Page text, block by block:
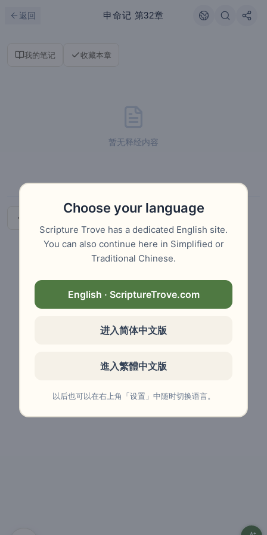
返回 申命记 第32章
我的笔记 收藏本章
暂无释经内容
Choose your language
Scripture Trove has a dedicated English site.
You can also continue here in Simplified or
Traditional Chinese.
English · ScriptureTrove.com
进入简体中文版
進入繁體中文版
以后也可以在右上角「设置」中随时切换语言。